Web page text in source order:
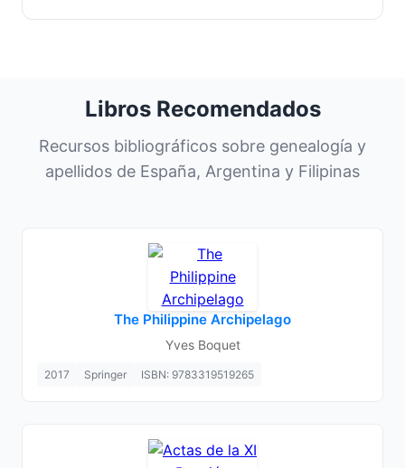
Libros Recomendados
Recursos bibliográficos sobre genealogía y
apellidos de España, Argentina y Filipinas
The Philippine Archipelago
Yves Boquet
2017 Springer ISBN: 9783319519265